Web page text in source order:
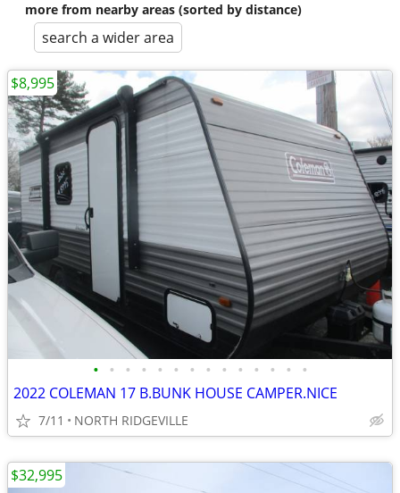
more from nearby areas (sorted by distance)
search a wider area
• • • • • • • • • • • • • •
2022 COLEMAN 17 B.BUNK HOUSE CAMPER.NICE
7/11 NORTH RIDGEVILLE
$8,995
$32,995